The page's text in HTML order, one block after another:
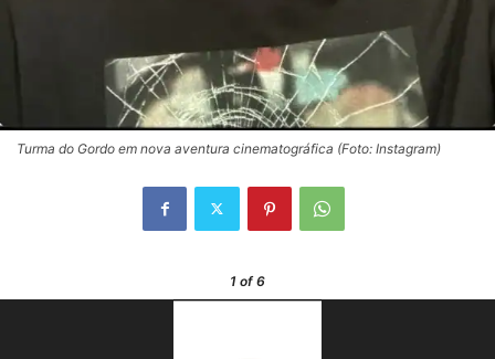
Turma do Gordo em nova aventura cinematográfica (Foto: Instagram)
1 of 6